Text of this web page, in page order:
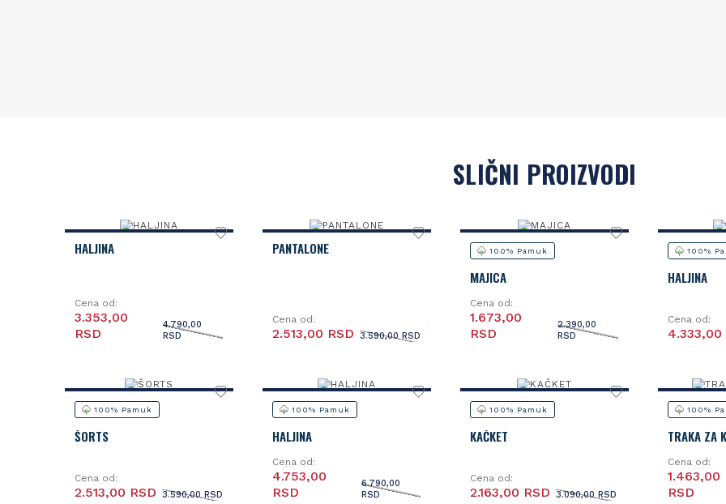
SLIČNI PROIZVODI
HALJINA
Cena od:
4.790,00
RSD
3.353,00
RSD
PANTALONE
Cena od:
3.590,00 RSD
2.513,00 RSD
100% Pamuk
MAJICA
Cena od:
2.390,00
RSD
1.673,00
RSD
100%
HALJINA
Cena od:
4.333,00
100% Pamuk
ŠORTS
Cena od:
3.590,00 RSD
2.513,00 RSD
100% Pamuk
HALJINA
Cena od:
6.790,00
RSD
4.753,00
RSD
100% Pamuk
KAČKET
Cena od:
3.090,00 RSD
2.163,00 RSD
100%
TRAKA ZA
Cena od:
1.463,00
RSD